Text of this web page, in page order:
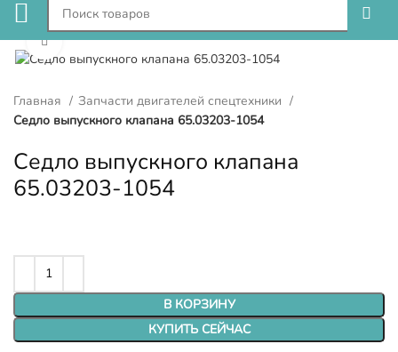
Нажмите, чтобы увеличить
Главная
Запчасти двигателей спецтехники
Седло выпускного клапана 65.03203-1054
Седло выпускного клапана
65.03203-1054
В КОРЗИНУ
КУПИТЬ СЕЙЧАС